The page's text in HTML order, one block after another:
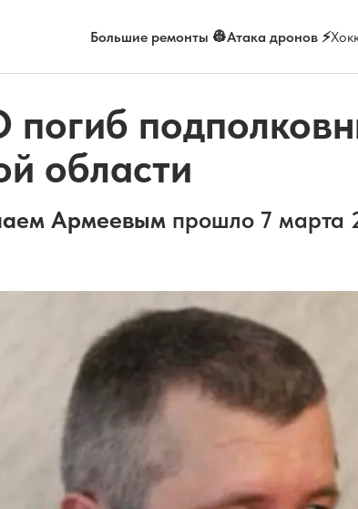
Большие ремонты 👷Атака дронов ⚡
области
Армеевым прошло 7 марта